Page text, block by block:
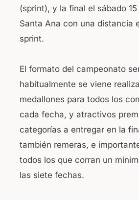
(sprint), y la final el sábado
Santa Ana con una distancia
sprint.
El formato del campeonato
habitualmente se viene
medallones para todos los
cada fecha, y atractivos
categorías a entregar en la
también remeras, e
todos los que corran un
las siete fechas.